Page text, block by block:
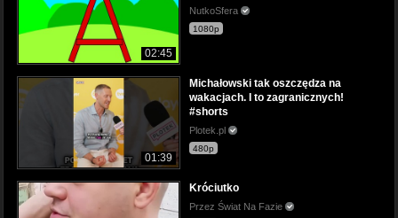
02:45
NutkoSfera
1080p
01:39
Michałowski tak oszczędza na
wakacjach. I to zagranicznych!
#shorts
Plotek.pl
480p
Króciutko
Przez Świat Na Fazie